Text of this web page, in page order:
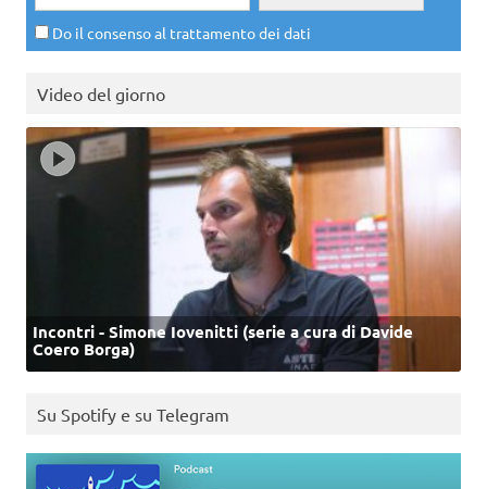
Do il consenso al trattamento dei dati
Video del giorno
Incontri - Simone Iovenitti (serie a cura di Davide
Coero Borga)
Su Spotify e su Telegram